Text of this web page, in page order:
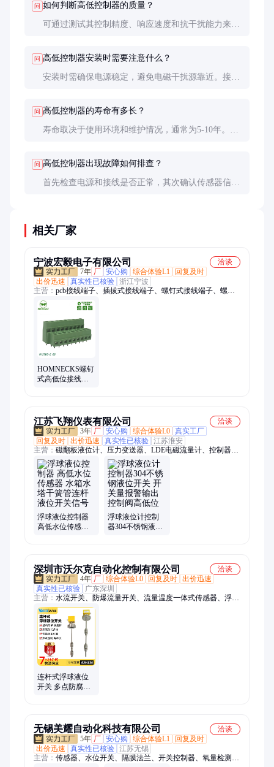
是更优选择。
问 如何判断高低控制器的质量？
可通过测试其控制精度、响应速度和抗干扰能力来评
供应商。
问 高低控制器安装时需要注意什么？
安装时需确保电源稳定，避免电磁干扰源靠近。接线
问 高低控制器的寿命有多长？
寿命取决于使用环境和维护情况，通常为5-10年。定
问 高低控制器出现故障如何排查？
首先检查电源和接线是否正常，其次确认传感器信号
相关厂家
宁波宏毅电子有限公司
洽谈
7年 厂 安心购 综合体验L1
回复及时
出价迅速
真实性已核验 浙江宁波
主营： pcb接线端子、插拔式接线端子、螺钉式接线端子、螺钉
式高低位接线端子、弹簧式接线端子、栅栏式接线端子、拨码开
关、5.08接线端子、3.81接线端子、7.62接线端子、3.5接线端
子、5.0接线端子、7.5接线端子、2.54接线端子、9.5接线端子、
6.35接线端子、8.25接线端子
HOMNECKS螺钉
式高低位接线端
用环保
江苏飞翔仪表有限公司
洽谈
3年 厂 安心购 综合体验L0 真实工厂
回复及时 出价迅速 真实性已核验 江苏淮安
主营： 磁翻板液位计、压力变送器、LDE电磁流量计、控制器、
涡街流量计、涡轮流量计、气体流量计、压力传感器、液位变送
器、压力表、金属转子流量计、污水流量计
浮球液位控制器
高低水位传感器
浮球液位计控制
器304不锈钢液位
深圳市沃尔克自动化控制有限公司
洽谈
4年 厂 综合体验L0 回复及时 出价迅速
真实性已核验
广东深圳
主营： 水流开关、防爆流量开关、流量温度一体式传感器、浮球
液位控制器、流量传感器、温度变送器、压力变送器、温压一体
传感器、温度压力一体式传感器、液位计、液位传感器、液位变
送器、液位开关、油混水传感器、油中含水率监测仪、油中微水
传感器、流量开关、涡轮流量计、涡街流量计、叶轮流量计、电
磁流量计
连杆式浮球液位
开关 多点防腐液
无锡美耀自动化科技有限公司
洽谈
5年 厂 安心购 综合体验L1
回复及时
出价迅速
真实性已核验 江苏无锡
主营： 传感器、水位开关、隔膜法兰、开关控制器、氧量检测、